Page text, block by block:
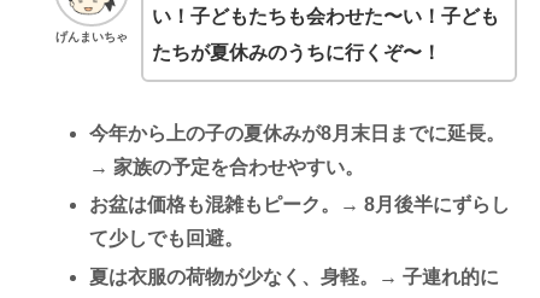
げんまいちゃ
い！子どもたちも会わせた〜い！子ども
たちが夏休みのうちに行くぞ〜！
今年から上の子の夏休みが8月末日までに延長。
→ 家族の予定を合わせやすい。
お盆は価格も混雑もピーク。→8月後半にずらし
て少しでも回避。
夏は衣服の荷物が少なく、身軽。→ 子連れ的に